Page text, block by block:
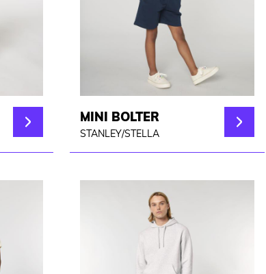
MINI BOLTER
STANLEY/STELLA